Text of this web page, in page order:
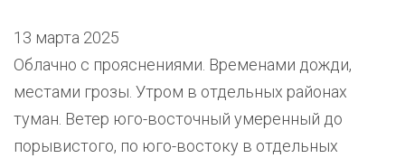
13 марта 2025
Облачно с прояснениями. Временами дожди,
местами грозы. Утром в отдельных районах
туман. Ветер юго-восточный умеренный до
порывистого, по юго-востоку в отдельных